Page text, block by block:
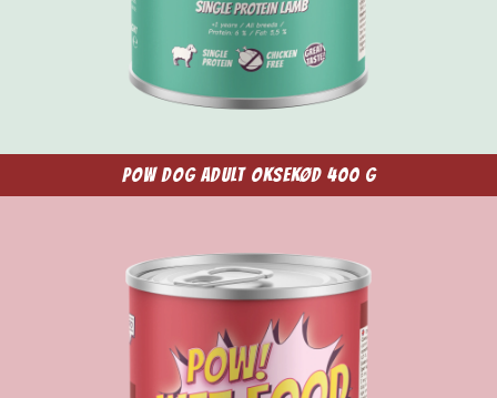
POW Dog Adult Oksekød 400 g